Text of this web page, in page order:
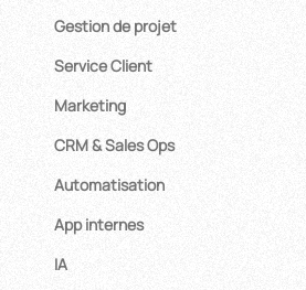
Gestion de projet
Service Client
Marketing
CRM & Sales Ops
Automatisation
App internes
IA